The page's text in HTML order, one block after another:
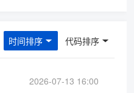
时间排序 代码排序
2026-07-13 16:00